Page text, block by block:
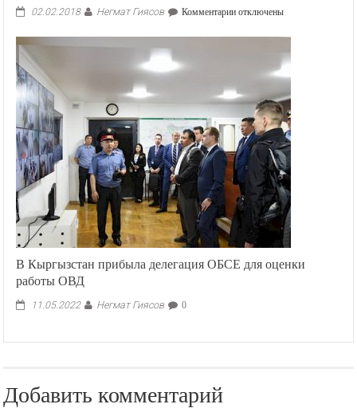
02.02.2018 Негмат Гиясов Комментариик
Ислам
Современность:
Верующий
и
совесть
отключены
В Кыргызстан прибыла делегация ОБСЕ для оценки
работы ОВД
11.05.2022 Негмат Гиясов 0
Добавить комментарий